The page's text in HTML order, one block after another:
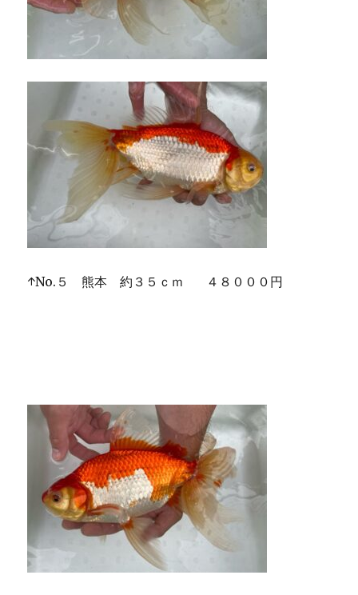
↑No.５ 熊本 約３５ｃｍ ４８０００円